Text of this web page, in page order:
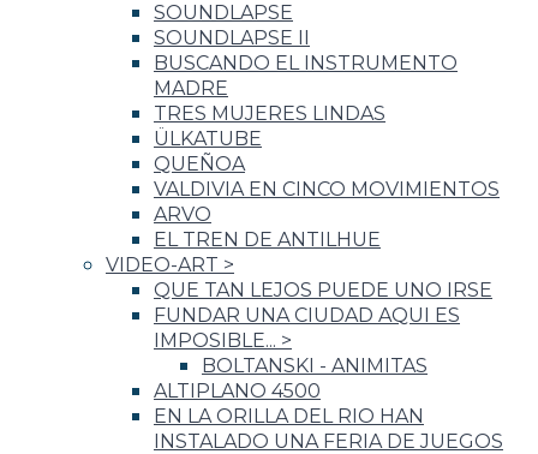
SOUNDLAPSE
SOUNDLAPSE II
BUSCANDO EL INSTRUMENTO
MADRE
TRES MUJERES LINDAS
ÜLKATUBE
QUEÑOA
VALDIVIA EN CINCO MOVIMIENTOS
ARVO
EL TREN DE ANTILHUE
VIDEO-ART >
QUE TAN LEJOS PUEDE UNO IRSE
FUNDAR UNA CIUDAD AQUI ES
IMPOSIBLE... >
BOLTANSKI - ANIMITAS
ALTIPLANO 4500
EN LA ORILLA DEL RIO HAN
INSTALADO UNA FERIA DE JUEGOS